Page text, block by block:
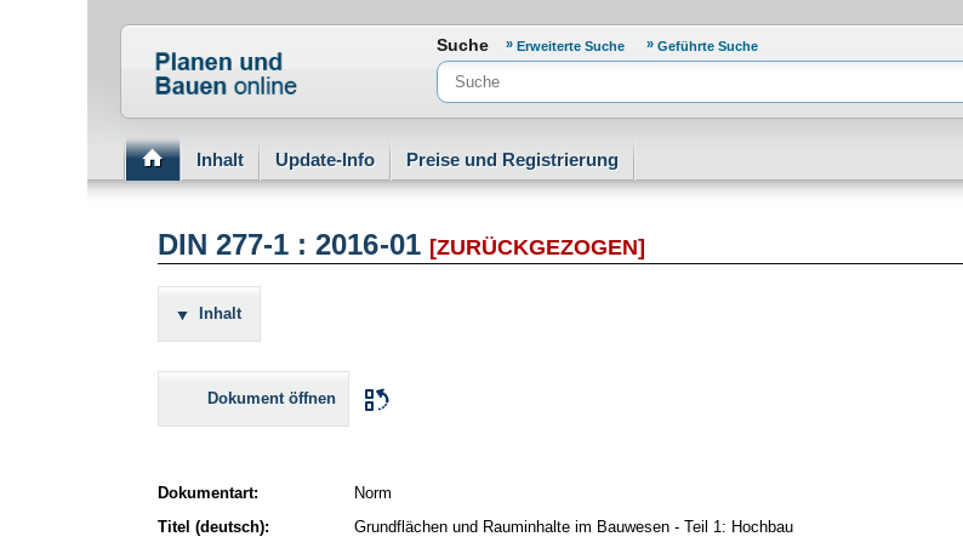
Normenportal Barrierefreiheit
Suche Erweiterte Suche Geführte Suche
Inhalt Update-Info Preise und Registrierung
DIN 277-1 : 2016-01 [ZURÜCKGEZOGEN]
Inhalt
Dokument öffnen
Dokumentart:
Norm
Titel (deutsch):
Grundflächen und Rauminhalte im Bauwesen - Teil 1: Hochbau